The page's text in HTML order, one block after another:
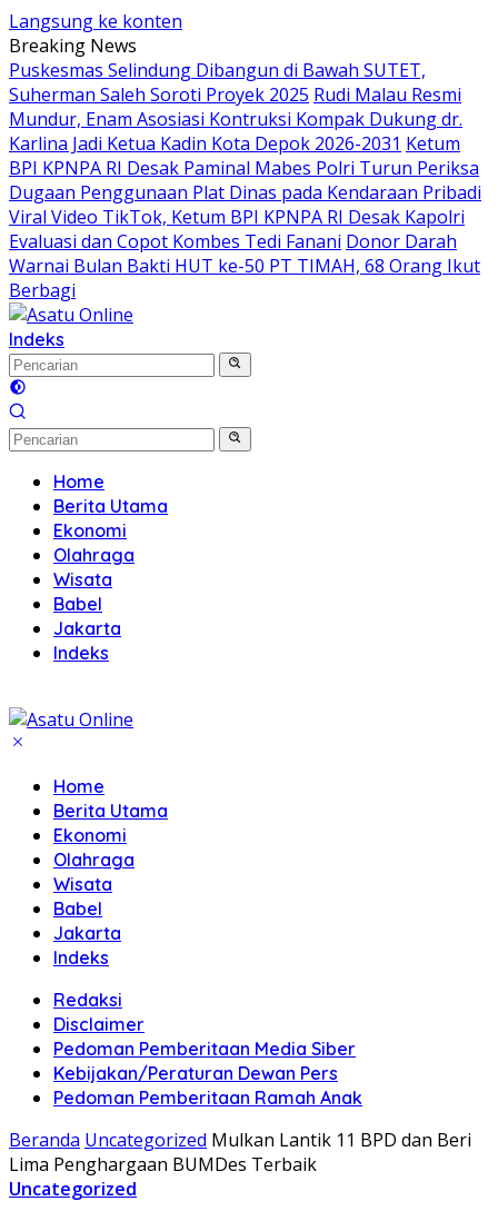
Langsung ke konten
Breaking News
Puskesmas Selindung Dibangun di Bawah SUTET,
Suherman Saleh Soroti Proyek 2025 Rudi Malau Resmi
Mundur, Enam Asosiasi Kontruksi Kompak Dukung dr.
Karlina Jadi Ketua Kadin Kota Depok 2026-2031 Ketum
BPI KPNPA RI Desak Paminal Mabes Polri Turun Periksa
Dugaan Penggunaan Plat Dinas pada Kendaraan Pribadi
Viral Video TikTok, Ketum BPI KPNPA RI Desak Kapolri
Evaluasi dan Copot Kombes Tedi Fanani Donor Darah
Warnai Bulan Bakti HUT ke-50 PT TIMAH, 68 Orang Ikut
Berbagi
Indeks
Home
Berita Utama
Ekonomi
Olahraga
Wisata
Babel
Jakarta
Indeks
Home
Berita Utama
Ekonomi
Olahraga
Wisata
Babel
Jakarta
Indeks
Redaksi
Disclaimer
Pedoman Pemberitaan Media Siber
Kebijakan/Peraturan Dewan Pers
Pedoman Pemberitaan Ramah Anak
Beranda Uncategorized Mulkan Lantik 11 BPD dan Beri
Lima Penghargaan BUMDes Terbaik
Uncategorized